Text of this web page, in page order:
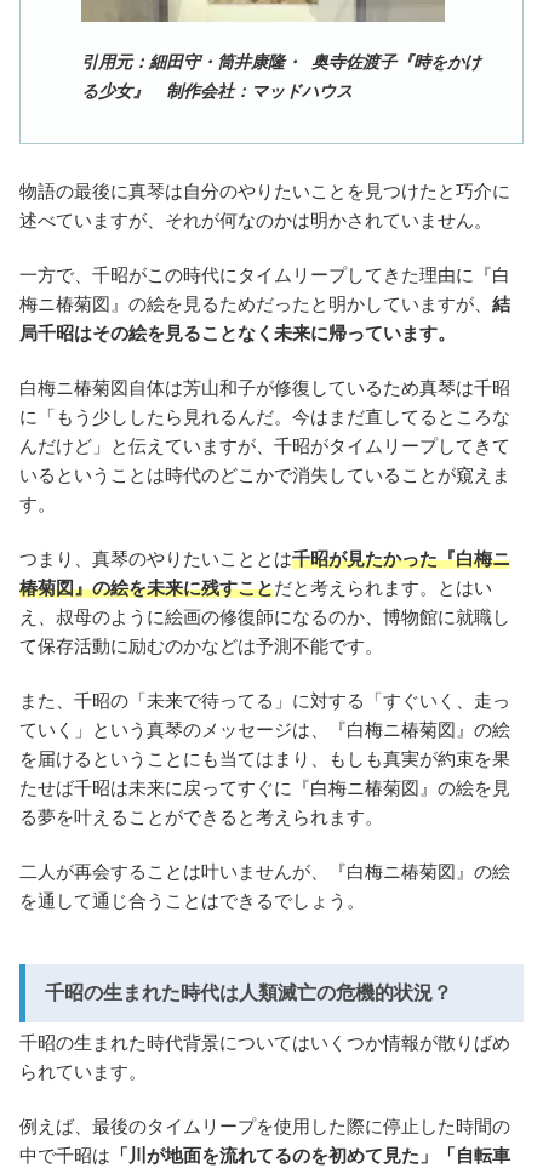
引用元：細田守・筒井康隆・ 奥寺佐渡子『時をかけ
る少女』 制作会社：マッドハウス
物語の最後に真琴は自分のやりたいことを見つけたと巧介に
述べていますが、それが何なのかは明かされていません。
一方で、千昭がこの時代にタイムリープしてきた理由に『白
梅ニ椿菊図』の絵を見るためだったと明かしていますが、 結
局千昭はその絵を見ることなく未来に帰っています。
白梅ニ椿菊図自体は芳山和子が修復しているため真琴は千昭
に「もう少ししたら見れるんだ。今はまだ直してるところな
んだけど」と伝えていますが、千昭がタイムリープしてきて
いるということは時代のどこかで消失していることが窺えま
す。
つまり、真琴のやりたいこととは千昭が見たかった『白梅ニ
椿菊図』の絵を未来に残すことだと考えられます。とはい
え、叔母のように絵画の修復師になるのか、博物館に就職し
て保存活動に励むのかなどは予測不能です。
また、千昭の「未来で待ってる」に対する「すぐいく、走っ
ていく」という真琴のメッセージは、『白梅ニ椿菊図』の絵
を届けるということにも当てはまり、もしも真実が約束を果
たせば千昭は未来に戻ってすぐに『白梅ニ椿菊図』の絵を見
る夢を叶えることができると考えられます。
二人が再会することは叶いませんが、『白梅ニ椿菊図』の絵
を通して通じ合うことはできるでしょう。
千昭の生まれた時代は人類滅亡の危機的状況？
千昭の生まれた時代背景についてはいくつか情報が散りばめ
られています。
例えば、最後のタイムリープを使用した際に停止した時間の
中で千昭は 「川が地面を流れてるのを初めて見た」「自転車